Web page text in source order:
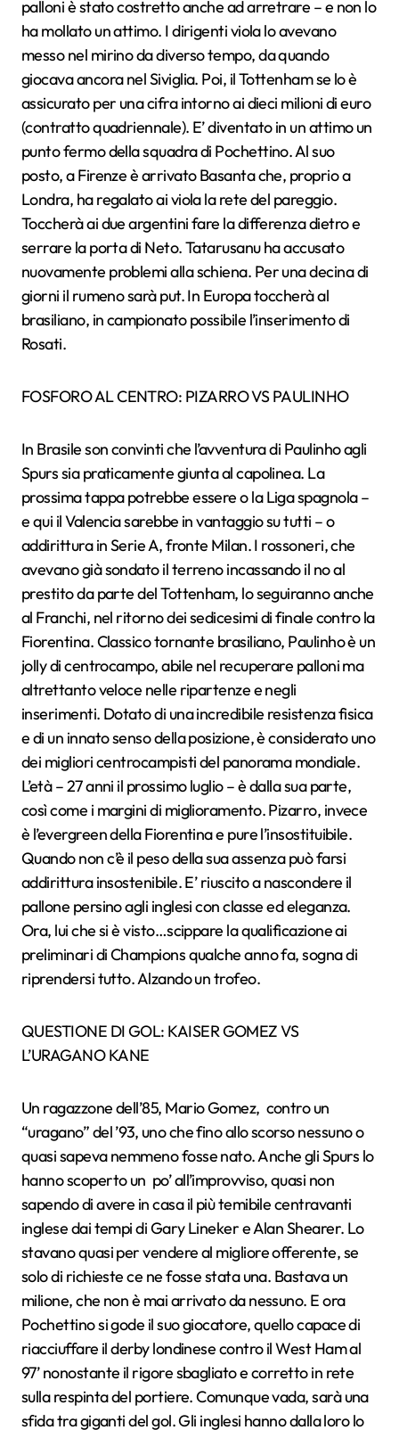
palloni è stato costretto anche ad arretrare – e non lo
ha mollato un attimo. I dirigenti viola lo avevano
messo nel mirino da diverso tempo, da quando
giocava ancora nel Siviglia. Poi, il Tottenham se lo è
assicurato per una cifra intorno ai dieci milioni di euro
(contratto quadriennale). E’ diventato in un attimo un
punto fermo della squadra di Pochettino. Al suo
posto, a Firenze è arrivato Basanta che, proprio a
Londra, ha regalato ai viola la rete del pareggio.
Toccherà ai due argentini fare la differenza dietro e
serrare la porta di Neto. Tatarusanu ha accusato
nuovamente problemi alla schiena. Per una decina di
giorni il rumeno sarà put. In Europa toccherà al
brasiliano, in campionato possibile l’inserimento di
Rosati.
FOSFORO AL CENTRO: PIZARRO VS PAULINHO
In Brasile son convinti che l’avventura di Paulinho agli
Spurs sia praticamente giunta al capolinea. La
prossima tappa potrebbe essere o la Liga spagnola –
e qui il Valencia sarebbe in vantaggio su tutti – o
addirittura in Serie A, fronte Milan. I rossoneri, che
avevano già sondato il terreno incassando il no al
prestito da parte del Tottenham, lo seguiranno anche
al Franchi, nel ritorno dei sedicesimi di finale contro la
Fiorentina. Classico tornante brasiliano, Paulinho è un
jolly di centrocampo, abile nel recuperare palloni ma
altrettanto veloce nelle ripartenze e negli
inserimenti. Dotato di una incredibile resistenza fisica
e di un innato senso della posizione, è considerato uno
dei migliori centrocampisti del panorama mondiale.
L’età – 27 anni il prossimo luglio – è dalla sua parte,
così come i margini di miglioramento. Pizarro, invece
è l’evergreen della Fiorentina e pure l’insostituibile.
Quando non c’è il peso della sua assenza può farsi
addirittura insostenibile. E’ riuscito a nascondere il
pallone persino agli inglesi con classe ed eleganza.
Ora, lui che si è visto…scippare la qualificazione ai
preliminari di Champions qualche anno fa, sogna di
riprendersi tutto. Alzando un trofeo.
QUESTIONE DI GOL: KAISER GOMEZ VS
L’URAGANO KANE
Un ragazzone dell’85, Mario Gomez, contro un
“uragano” del ’93, uno che fino allo scorso nessuno o
quasi sapeva nemmeno fosse nato. Anche gli Spurs lo
hanno scoperto un po’ all’improvviso, quasi non
sapendo di avere in casa il più temibile centravanti
inglese dai tempi di Gary Lineker e Alan Shearer. Lo
stavano quasi per vendere al migliore offerente, se
solo di richieste ce ne fosse stata una. Bastava un
milione, che non è mai arrivato da nessuno. E ora
Pochettino si gode il suo giocatore, quello capace di
riacciuffare il derby londinese contro il West Ham al
97’ nonostante il rigore sbagliato e corretto in rete
sulla respinta del portiere. Comunque vada, sarà una
sfida tra giganti del gol. Gli inglesi hanno dalla loro lo